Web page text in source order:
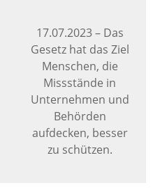
17.07.2023–Das
Gesetz hat das Ziel
Menschen, die
Missstände in
Unternehmen und
Behörden
aufdecken, besser
zu schützen.